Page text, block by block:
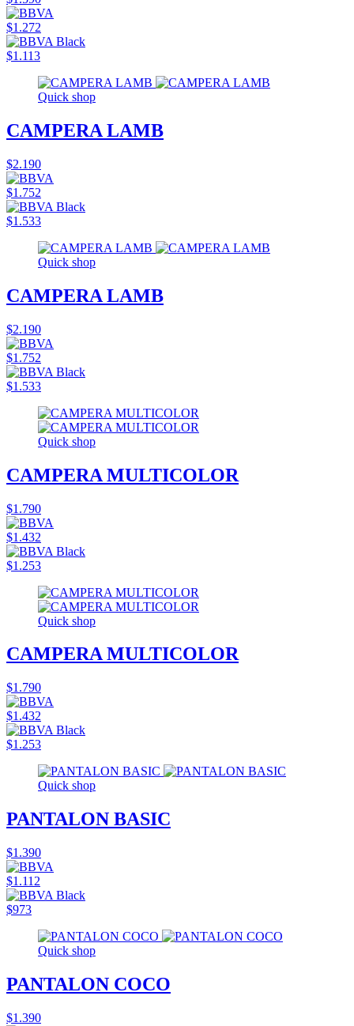
$1.272
$1.113
Quick shop
CAMPERA LAMB
$2.190
$1.752
$1.533
Quick shop
CAMPERA LAMB
$2.190
$1.752
$1.533
Quick shop
CAMPERA MULTICOLOR
$1.790
$1.432
$1.253
Quick shop
CAMPERA MULTICOLOR
$1.790
$1.432
$1.253
Quick shop
PANTALON BASIC
$1.390
$1.112
$973
Quick shop
PANTALON COCO
$1.390